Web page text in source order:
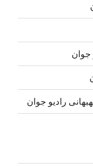
جوان
رادیو جوان